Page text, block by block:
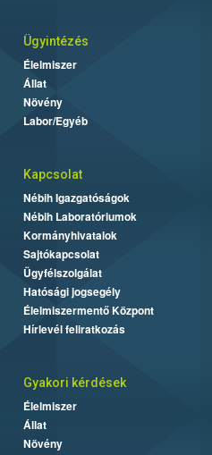
Ügyintézés
Élelmiszer
Állat
Növény
Labor/Egyéb
Kapcsolat
Nébih Igazgatóságok
Nébih Laboratóriumok
Kormányhivatalok
Sajtókapcsolat
Ügyfélszolgálat
Hatósági jogsegély
Élelmiszermentő Központ
Hírlevél feliratkozás
Gyakori kérdések
Élelmiszer
Állat
Növény